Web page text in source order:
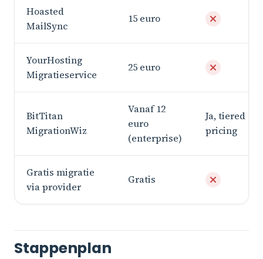
Hoasted
MailSync
15 euro
YourHosting
Migratieservice
25 euro
BitTitan
MigrationWiz
Vanaf 12
euro
(enterprise)
Ja, tiered
pricing
Gratis migratie
via provider
Gratis
Stappenplan